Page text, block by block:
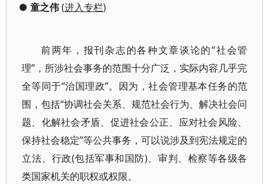
● 童之伟(进入专栏)
前两年，报刊杂志的各种文章谈论的“社会管
理”，所涉社会事务的范围十分广泛，实际内容几乎完
全等同于“治国理政”。因为，社会管理基本任务的范
围，包括“协调社会关系、规范社会行为、解决社会问
题、化解社会矛盾、促进社会公正、应对社会风险、
保持社会稳定”等公共事务，可以说涉及到宪法规定的
立法、行政(包括军事和国防)、审判、检察等各级各
类国家机关的职权或权限。